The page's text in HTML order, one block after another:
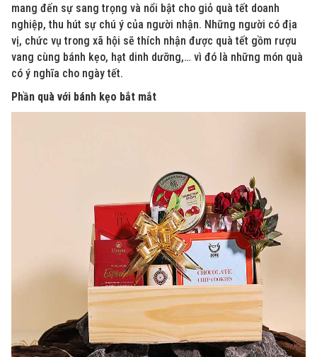
mang đến sự sang trọng và nổi bật cho giỏ quà tết doanh
nghiệp, thu hút sự chú ý của người nhận. Những người có địa
vị, chức vụ trong xã hội sẽ thích nhận được quà tết gồm rượu
vang cùng bánh kẹo, hạt dinh dưỡng,… vì đó là những món quà
có ý nghĩa cho ngày tết.
Phần quà với bánh kẹo bắt mắt